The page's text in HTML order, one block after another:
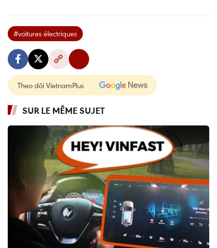
#voitures électriques
Theo dõi VietnamPlus
SUR LE MÊME SUJET